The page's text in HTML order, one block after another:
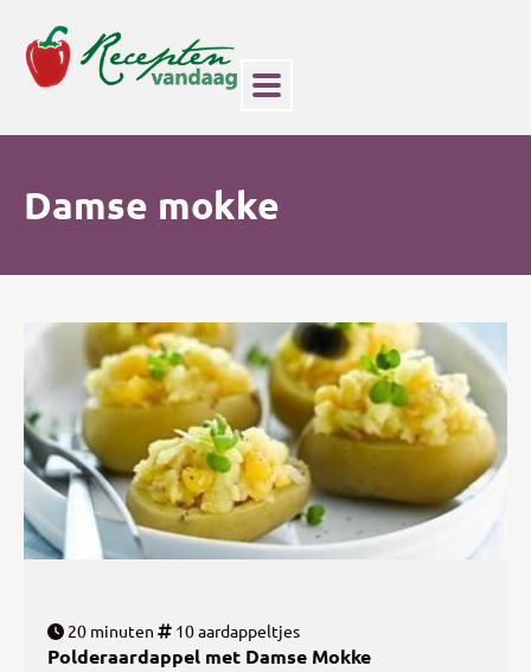
Damse mokke
20 minuten 10 aardappeltjes
Polderaardappel met Damse Mokke